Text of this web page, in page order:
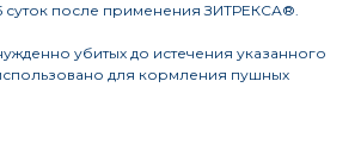
суток после применения ЗИТРЕКСА®.
убитых до истечения указанного
для кормления пушных